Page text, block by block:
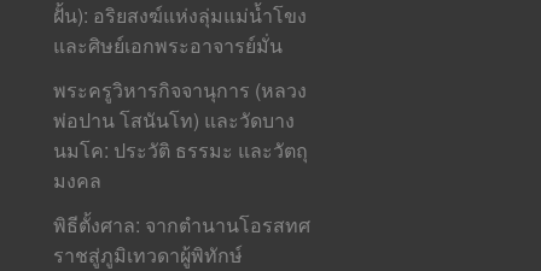
ฝั้น): อริยสงฆ์แห่งลุ่มแม่น้ำโขง
และศิษย์เอกพระอาจารย์มั่น
พระครูวิหารกิจจานุการ (หลวง
พ่อปาน โสนันโท) และวัดบาง
นมโค: ประวัติ ธรรมะ และวัตถุ
มงคล
พิธีตั้งศาล: จากตำนานโอรสทศ
ราชสู่ภูมิเทวดาผู้พิทักษ์